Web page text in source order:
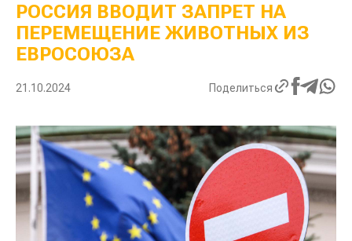
РОССИЯ ВВОДИТ ЗАПРЕТ НА
ПЕРЕМЕЩЕНИЕ ЖИВОТНЫХ ИЗ
ЕВРОСОЮЗА
21.10.2024 Поделиться